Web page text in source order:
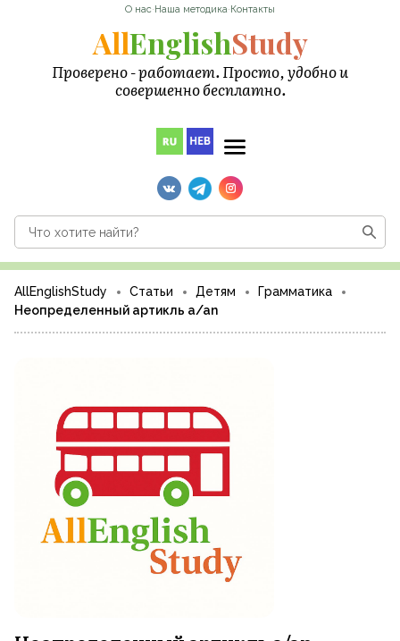
О нас·Наша методика·Контакты
AllEnglishStudy
Проверено - работает. Просто, удобно и
совершенно бесплатно.
AllEnglishStudy Статьи Детям
Грамматика
Неопределенный артикль a/an